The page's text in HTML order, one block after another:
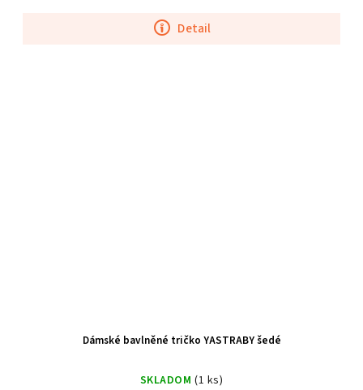
Detail
Dámské bavlněné tričko YASTRABY šedé
SKLADOM (1 ks)